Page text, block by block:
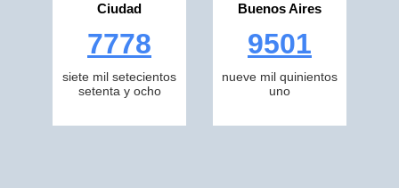
Ciudad
7778
siete mil setecientos
setenta y ocho
Buenos Aires
9501
nueve mil quinientos
uno